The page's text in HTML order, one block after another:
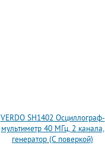
VERDO SH1402 Осциллограф-
мультиметр 40 МГц, 2 канала,
генератор (С поверкой)